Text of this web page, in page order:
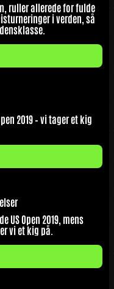
ruller allerede for fulde
i verden, så
2019 – vi tager et kig
US Open 2019, mens
vi et kig på.